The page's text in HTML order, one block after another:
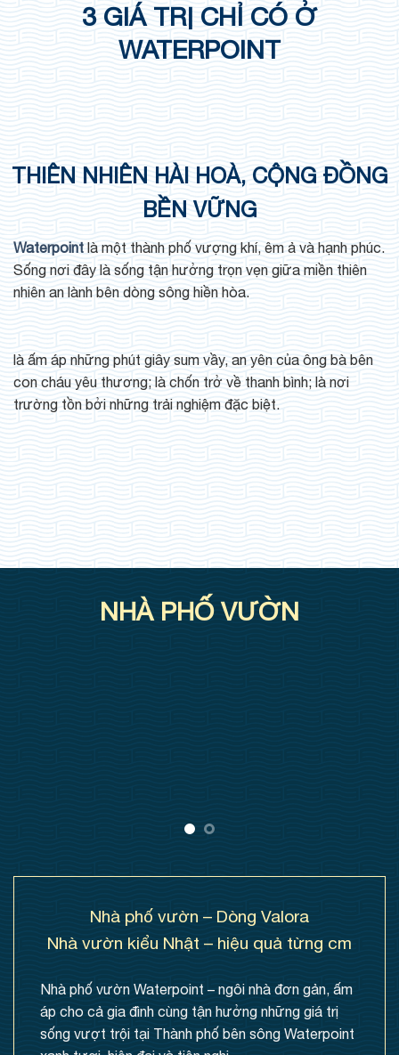
3 GIÁ TRỊ CHỈ CÓ Ở
WATERPOINT
THIÊN NHIÊN HÀI HOÀ, CỘNG ĐỒNG
BỀN VỮNG
Waterpoint là một thành phố vượng khí, êm ả và hạnh phúc.
Sống nơi đây là sống tận hưởng trọn vẹn giữa miền thiên
nhiên an lành bên dòng sông hiền hòa.
là ấm áp những phút giây sum vầy, an yên của ông bà bên
con cháu yêu thương; là chốn trở về thanh bình; là nơi
trường tồn bởi những trải nghiệm đặc biệt.
NHÀ PHỐ VƯỜN
Nhà phố vườn – Dòng Valora
Nhà vườn kiểu Nhật – hiệu quả từng cm
Nhà phố vườn Waterpoint – ngôi nhà đơn gản, ấm
áp cho cả gia đình cùng tận hưởng những giá trị
sống vượt trội tại Thành phố bên sông Waterpoint